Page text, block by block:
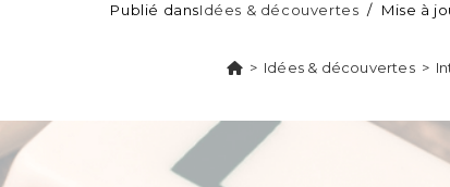
Publié dansIdées & découvertes Mise à
> Idées & découvertes >